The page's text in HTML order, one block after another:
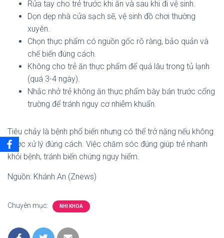
Rửa tay cho trẻ trước khi ăn và sau khi đi vệ sinh.
Dọn dẹp nhà cửa sạch sẽ, vệ sinh đồ chơi thường
xuyên.
Chọn thực phẩm có nguồn gốc rõ ràng, bảo quản và
chế biến đúng cách.
Không cho trẻ ăn thực phẩm để quá lâu trong tủ lạnh
(quá 3-4 ngày).
Nhắc nhở trẻ không ăn thực phẩm bày bán trước cổng
trường để tránh nguy cơ nhiễm khuẩn.
Tiêu chảy là bệnh phổ biến nhưng có thể trở nặng nếu không
được xử lý đúng cách. Việc chăm sóc đúng giúp trẻ nhanh
khỏi bệnh, tránh biến chứng nguy hiểm.
Nguồn: Khánh An (Znews)
Chuyên mục: NHI KHOA